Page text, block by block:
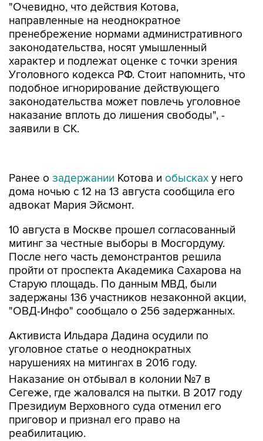
"Очевидно, что действия Котова,
направленные на неоднократное
пренебрежение нормами административного
законодательства, носят умышленный
характер и подлежат оценке с точки зрения
Уголовного кодекса РФ. Стоит напомнить, что
подобное игнорирование действующего
законодательства может повлечь уголовное
наказание вплоть до лишения свободы", -
заявили в СК.
адвокат Мария Эйсмонт.
10 августа в Москве прошел согласованный
После него часть демонстрантов решила
пройти от проспекта Академика Сахарова на
Старую площадь. По данным МВД, были
задержаны 136 участников незаконной акции,
"ОВД-Инфо" сообщало о 256 задержанных.
Активиста Ильдара Дадина осудили по
нарушениях на митингах в 2016 году.
Наказание он отбывал в колонии №7 в
Сегеже, где жаловался на пытки. В 2017 году
Президиум Верховного суда отменил его
приговор и признал его право на
реабилитацию.
В 2019 году по этой же статье возбуждали